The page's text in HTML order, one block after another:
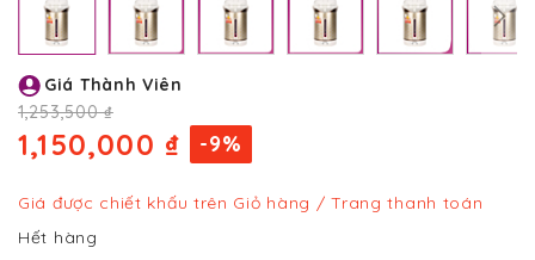
đến
phần
đầu
của
viện
ảnh
Giá Thành Viên
1,253,500 ₫
1,150,000 ₫ -9%
Giá được chiết khấu trên Giỏ hàng / Trang thanh toán
Hết hàng